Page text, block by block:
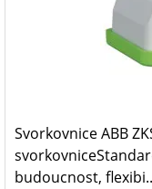
Svorkovnice ABB
budoucnost, flexibi..